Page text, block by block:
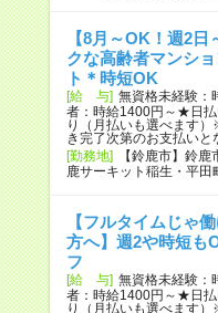
【8月～OK！週2日
クな高齢者マンシ
ト＊時短OK
[給 与] 無資格未経験
者：時給1400円～★日払
り（月払いも選べます
き完了次第のお支払いと
[勤務地]
【鈴鹿市】鈴
鹿サーキット稲生・平田
【フルタイムじゃ
方へ】週2や時短も
フ
[給 与] 無資格未経験
者：時給1400円～★日払
り（月払いも選べます